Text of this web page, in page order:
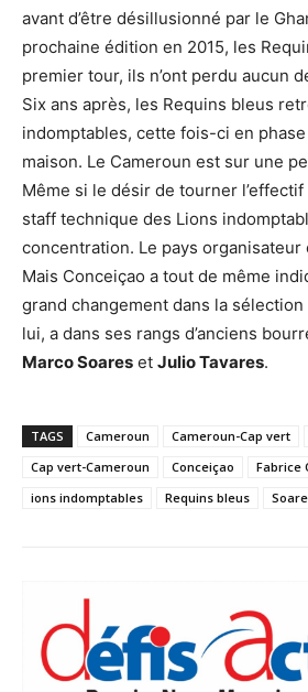
avant d’être désillusionné par le
prochaine édition en 2015, les
premier tour, ils n’ont perdu aucun
Six ans après, les Requins bleus
indomptables, cette fois-ci en
maison. Le Cameroun est sur une
Même si le désir de tourner
staff technique des Lions
concentration. Le pays organisateur
Mais Conceiçao a tout de même
grand changement dans la
lui, a dans ses rangs d’anciens
Marco Soares et Julio Tavares.
TAGS Cameroun Cameroun-Cap vert
Cap vert-Cameroun
Conceiçao
Fabrice
ions indomptables
Requins bleus